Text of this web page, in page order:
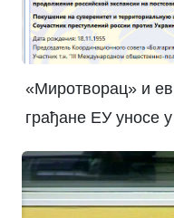
«Миротворац» и
грађане ЕУ уносе